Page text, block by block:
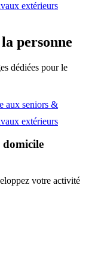
extérieurs
personne
dédiées pour le
aux seniors &
extérieurs
domicile
votre activité